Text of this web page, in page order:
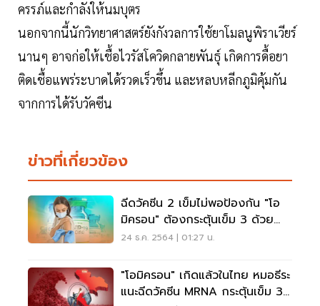
ครรภ์และกำลังให้นมบุตร
นอกจากนี้นักวิทยาศาสตร์ยังกังวลการใช้ยาโมลนูพิราเวียร์
นานๆ อาจก่อให้เชื้อไวรัสโควิดกลายพันธุ์ เกิดการดื้อยา
ติดเชื้อแพร่ระบาดได้รวดเร็วขึ้น และหลบหลีกภูมิคุ้มกัน
จากการได้รับวัคซีน
ข่าวที่เกี่ยวข้อง
ฉีดวัคซีน 2 เข็มไม่พอป้องกัน "โอ
มิครอน" ต้องกระตุ้นเข็ม 3 ด้วย
AZ-MRNA
24 ธ.ค. 2564 | 01:27 น.
"โอมิครอน" เกิดแล้วในไทย หมอธีระ
แนะฉีดวัคซีน MRNA กระตุ้นเข็ม 3